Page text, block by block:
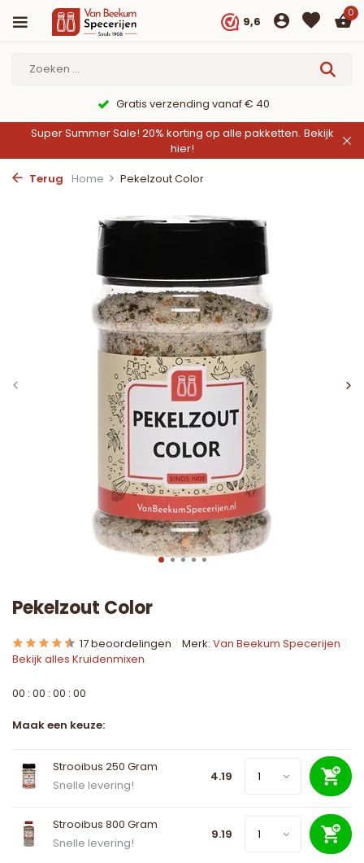
9,6
0
Gratis verzending vanaf € 40
Super Summer Sale! 20% korting op alle pakketten. Bekijk
hier!
Terug
Home Pekelzout Color
Pekelzout Color
17 beoordelingen Merk: Van Beekum Specerijen
Bekijk alles Kruidenmixen
00 : 00 : 00 : 00
Maak een keuze:
Strooibus 250 Gram
Snelle levering!
4.19
Strooibus 800 Gram
Snelle levering!
9.19